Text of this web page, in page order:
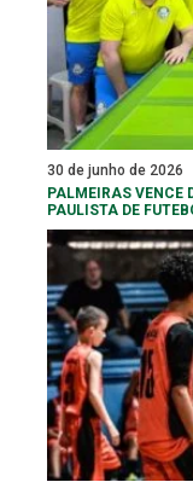
30 de junho de 2026
PALMEIRAS VENCE
PAULISTA DE